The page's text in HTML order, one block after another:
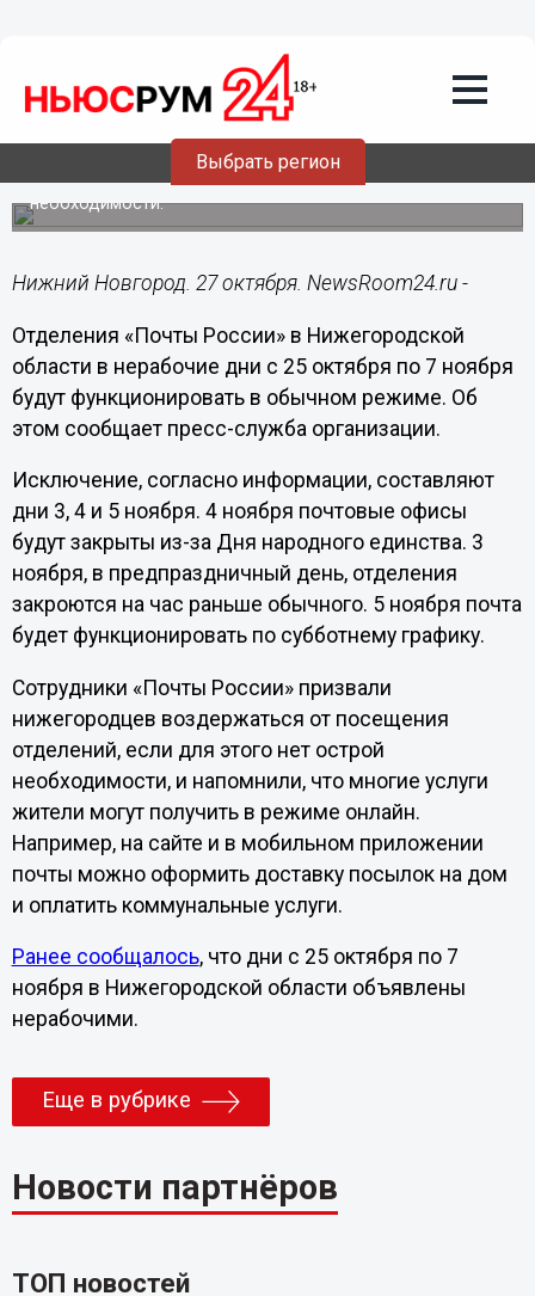
Выбрать регион
Опубликован график работы
нижегородских отделений почты в
нерабочие дни
Жителей привали не посещать отделения без
необходимости.
Нижний Новгород. 27 октября. NewsRoom24.ru -
Отделения «Почты России» в Нижегородской
области в нерабочие дни с 25 октября по 7 ноября
будут функционировать в обычном режиме. Об
этом сообщает пресс-служба организации.
Исключение, согласно информации, составляют
дни 3, 4 и 5 ноября. 4 ноября почтовые офисы
будут закрыты из-за Дня народного единства. 3
ноября, в предпраздничный день, отделения
закроются на час раньше обычного. 5 ноября почта
будет функционировать по субботнему графику.
Сотрудники «Почты России» призвали
нижегородцев воздержаться от посещения
отделений, если для этого нет острой
необходимости, и напомнили, что многие услуги
жители могут получить в режиме онлайн.
Например, на сайте и в мобильном приложении
почты можно оформить доставку посылок на дом
и оплатить коммунальные услуги.
Ранее сообщалось, что дни с 25 октября по 7
ноября в Нижегородской области объявлены
нерабочими.
Еще в рубрике
Новости партнёров
ТОП новостей